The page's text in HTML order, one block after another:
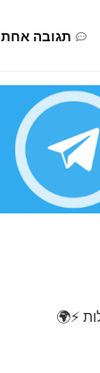
תגובה אחת